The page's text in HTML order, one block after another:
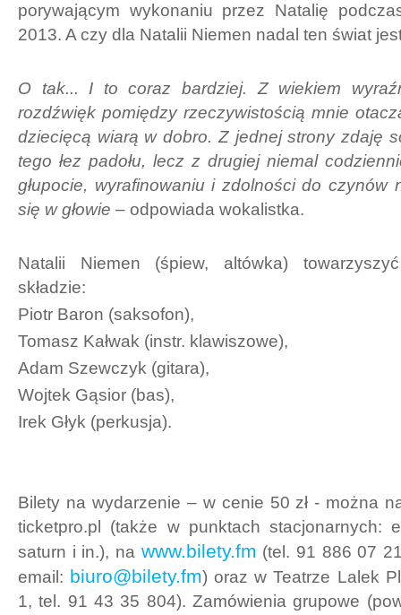
porywającym wykonaniu przez Natalię
2013. A czy dla Natalii Niemen nadal ten świat
O tak... I to coraz bardziej. Z wiekiem
rozdźwięk pomiędzy rzeczywistością mnie
dziecięcą wiarą w dobro. Z jednej strony zdaję
tego łez padołu, lecz z drugiej niemal
głupocie, wyrafinowaniu i zdolności do czynów
się w głowie – odpowiada wokalistka.
Natalii Niemen (śpiew, altówka)
składzie:
Piotr Baron (saksofon),
Tomasz Kałwak (instr. klawiszowe),
Adam Szewczyk (gitara),
Wojtek Gąsior (bas),
Irek Głyk (perkusja).
Bilety na wydarzenie – w cenie 50 zł - można
ticketpro.pl (także w punktach stacjonarnych:
saturn i in.), na www.bilety.fm (tel. 91 886 07
email: biuro@bilety.fm) oraz w Teatrze Lalek
1, tel. 91 43 35 804). Zamówienia grupowe